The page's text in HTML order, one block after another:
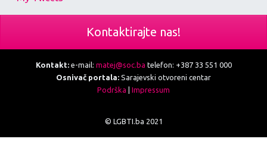
Kontaktirajte nas!
Kontakt:e-mail: matej@soc.ba telefon: +387 33 551 000
Osnivač portala: Sarajevski otvoreni centar
Podrška | Impressum
© LGBTI.ba 2021